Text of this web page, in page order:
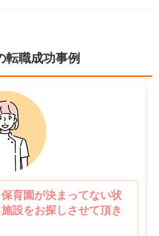
幅広い経験
教育充実
駅orバス停近い
経営が安定している 2
転職成功事例
育園が決まってない状
設をお探しさせて頂き